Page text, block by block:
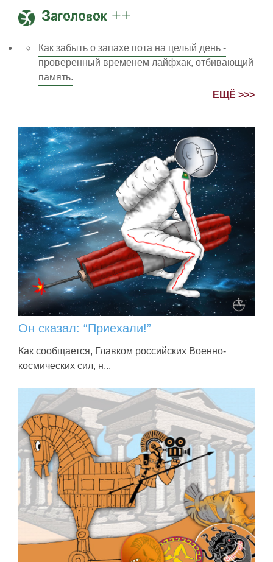
Заголовок ++
Как забыть о запахе пота на целый день -
проверенный временем лайфхак, отбивающий
память.
ЕЩЁ >>>
Он сказал: “Приехали!”
Как сообщается, Главком российских Военно-
космических сил, н...